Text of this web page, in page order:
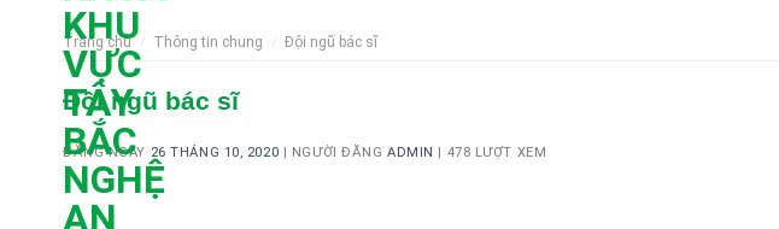
Trang chủ / Thông tin chung / Đội ngũ bác sĩ
Đội ngũ bác sĩ
ĐĂNG NGÀY 26 THÁNG 10, 2020 | NGƯỜI ĐĂNG ADMIN | 478 LƯỢT XEM